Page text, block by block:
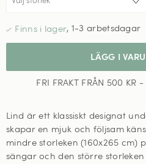
, 1-3 arbetsdagar
LÄGG I
FRI FRAKT FRÅN 500 KR
Lind är ett klassiskt designat
skapar en mjuk och följsam
mindre storleken (160x265 cm)
sängar och den större storleken